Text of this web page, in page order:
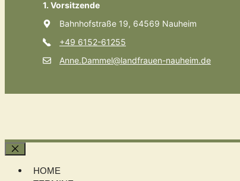
1. Vorsitzende
Bahnhofstraße 19, 64569 Nauheim
+49 6152-61255
Anne.Dammel@landfrauen-nauheim.de
Schließen
HOME